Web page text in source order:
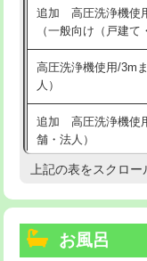
追加 高圧洗浄機使
（一般向け（戸建て
高圧洗浄機使用/3m
人）
追加 高圧洗浄機使
舗・法人）
高度高圧洗浄換
トーラー機使用/3mま
上記の表をスクロ
お風呂